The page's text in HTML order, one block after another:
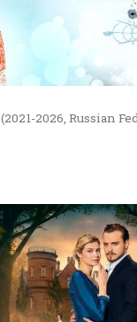
(2021-2026, Russian